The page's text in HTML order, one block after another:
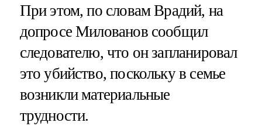
При этом, по словам Врадий, на
допросе Милованов сообщил
следователю, что он запланировал
это убийство, поскольку в семье
возникли материальные
трудности.